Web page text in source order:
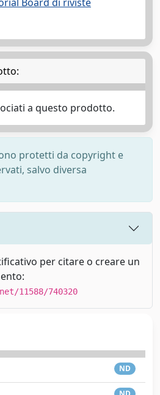
a questo prodotto.
protetti da copyright e
salvo diversa
per citare o creare un
11588/740320
ND